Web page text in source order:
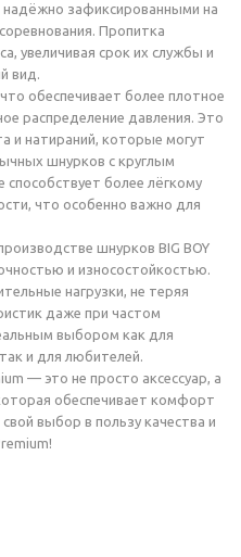
надёжно зафиксированными на
Пропитка
увеличивая срок их службы и
вид.
обеспечивает более плотное
распределение давления. Это
и натираний, которые могут
шнурков с круглым
способствует более лёгкому
что особенно важно для
шнурков BIG BOY
и износостойкостью.
нагрузки, не теряя
даже при частом
выбором как для
и для любителей.
— это не просто аксессуар, а
обеспечивает комфорт
выбор в пользу качества и